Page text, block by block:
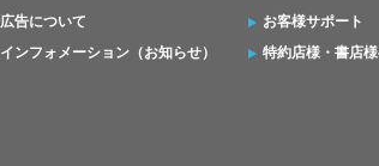
広告について
インフォメーション（お知らせ）
お客様サポート
特約店様・書店